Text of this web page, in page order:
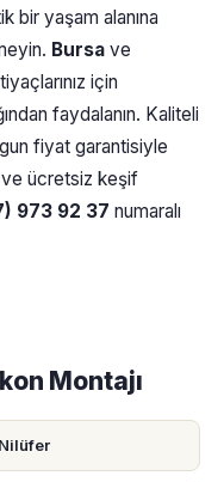
bir yaşam alanına
Bursa ve
için
faydalanın. Kaliteli
fiyat garantisiyle
ve ücretsiz keşif
973 92 37 numaralı
Montajı
Nilüfer